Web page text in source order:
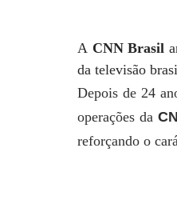
A CNN Brasil
da televisão
Depois de 24
operações da
reforçando o